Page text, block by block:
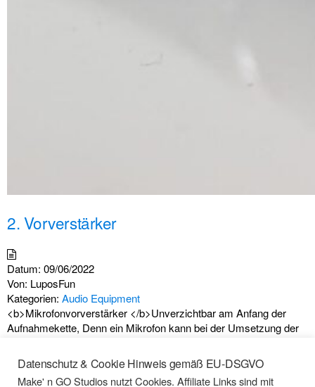
2. Vorverstärker
Datum: 09/06/2022
Von: LuposFun
Kategorien: Audio Equipment
<b>Mikrofonvorverstärker </b>Unverzichtbar am Anfang der
Aufnahmekette, Denn ein Mikrofon kann bei der Umsetzung der
geringe Pegelstärken erzeugen. In modernen Audio-Interfaces
sind Mikrofonvorverstärker meist ebenso integriert, wie eine
Datenschutz & Cookie Hinweis gemäß EU-DSGVO
Make' n GO Studios nutzt Cookies. Affiliate Links sind mit